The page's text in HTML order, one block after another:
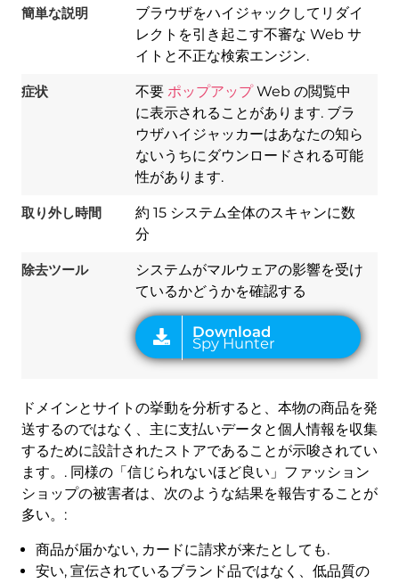
簡単な説明
ブラウザをハイジャックしてリダイ
レクトを引き起こす不審な Web サ
イトと不正な検索エンジン.
症状 不要 ポップアップWeb の閲覧中
に表示されることがあります. ブラ
ウザハイジャッカーはあなたの知ら
ないうちにダウンロードされる可能
性があります.
取り外し時間
約 15 システム全体のスキャンに数
分
除去ツール
システムがマルウェアの影響を受け
ているかどうかを確認する
Download
Spy Hunter
ドメインとサイトの挙動を分析すると、本物の商品を発
送するのではなく、主に支払いデータと個人情報を収集
するために設計されたストアであることが示唆されてい
ます。. 同様の「信じられないほど良い」ファッション
ショップの被害者は、次のような結果を報告することが
多い。:
商品が届かない, カードに請求が来たとしても.
安い, 宣伝されているブランド品ではなく、低品質の